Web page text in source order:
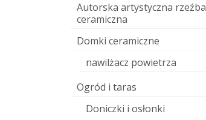
Autorska artystyczna rzeźba
ceramiczna
Domki ceramiczne
nawilżacz powietrza
Ogród i taras
Doniczki i osłonki